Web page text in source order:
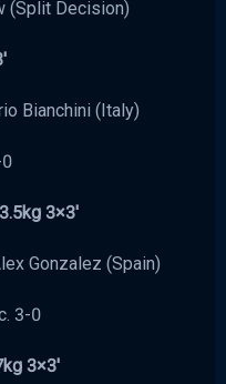
(Split Decision)
Bianchini (Italy)
3×3′
Gonzalez (Spain)
3-0
3×3′